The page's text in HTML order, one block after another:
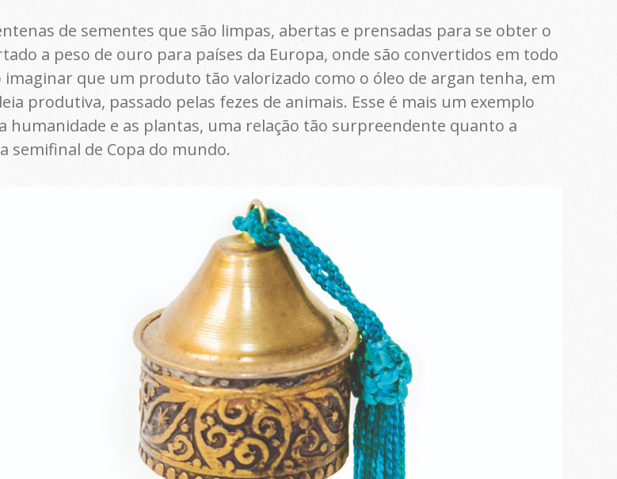
de sementes que são limpas, abertas e prensadas para se obter o
a peso de ouro para países da Europa, onde são convertidos em todo
imaginar que um produto tão valorizado como o óleo de argan tenha, em
produtiva, passado pelas fezes de animais. Esse é mais um exemplo
humanidade e as plantas, uma relação tão surpreendente quanto a
semifinal de Copa do mundo.